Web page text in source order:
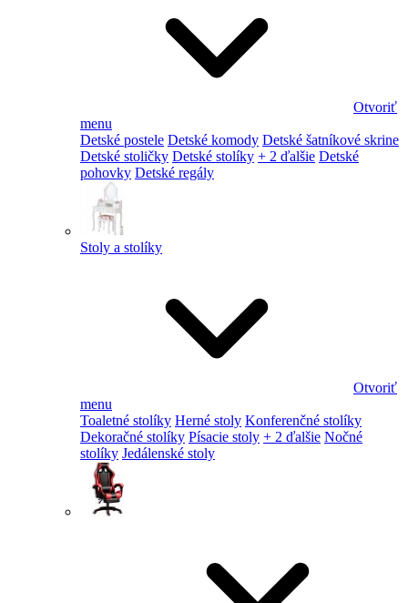
Otvoriť
menu
Detské postele Detské komody Detské šatníkové skrine
Detské stoličky Detské stolíky + 2 ďalšie Detské
pohovky Detské regály
Stoly a stolíky
Otvoriť
menu
Toaletné stolíky Herné stoly Konferenčné stolíky
Dekoračné stolíky Písacie stoly + 2 ďalšie Nočné
stolíky Jedálenské stoly